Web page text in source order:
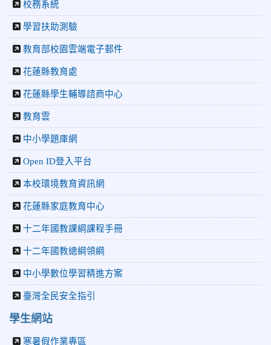
2026-07-08
生國際視野
「游藝飛揚」晚會登場】 師生家長齊聚一堂 共譜「時光樂
章．經典再現」
2026-06-16 更生新聞網：中正國小創校70週年「游藝飛揚」
2026-06-10
師生自製畢業歌曲
2026-06-10 教育廣播電台：尋覓歷史記憶 花蓮中正國小社團
體驗闖關探索歷史
2026-04-30 讓愛閃閃發光！中正國小「小老闆大市集」愛心
捐助光復國小
校務系統
學習扶助測驗
教育部校園雲端電子郵件
花蓮縣教育處
花蓮縣學生輔導諮商中心
教育雲
中小學題庫網
Open ID登入平台
本校環境教育資訊網
花蓮縣家庭教育中心
十二年國教課綱課程手冊
十二年國教總綱領綱
中小學數位學習精進方案
臺灣全民安全指引
學生網站
寒暑假作業專區